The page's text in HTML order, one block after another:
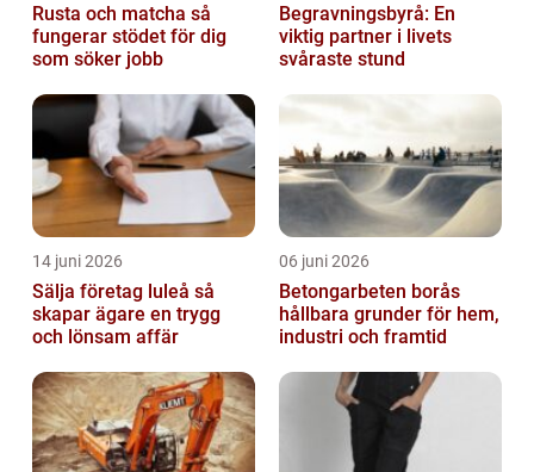
Rusta och matcha så
fungerar stödet för dig
som söker jobb
Begravningsbyrå: En
viktig partner i livets
svåraste stund
14 juni 2026
Sälja företag luleå så
skapar ägare en trygg
och lönsam affär
06 juni 2026
Betongarbeten borås
hållbara grunder för hem,
industri och framtid